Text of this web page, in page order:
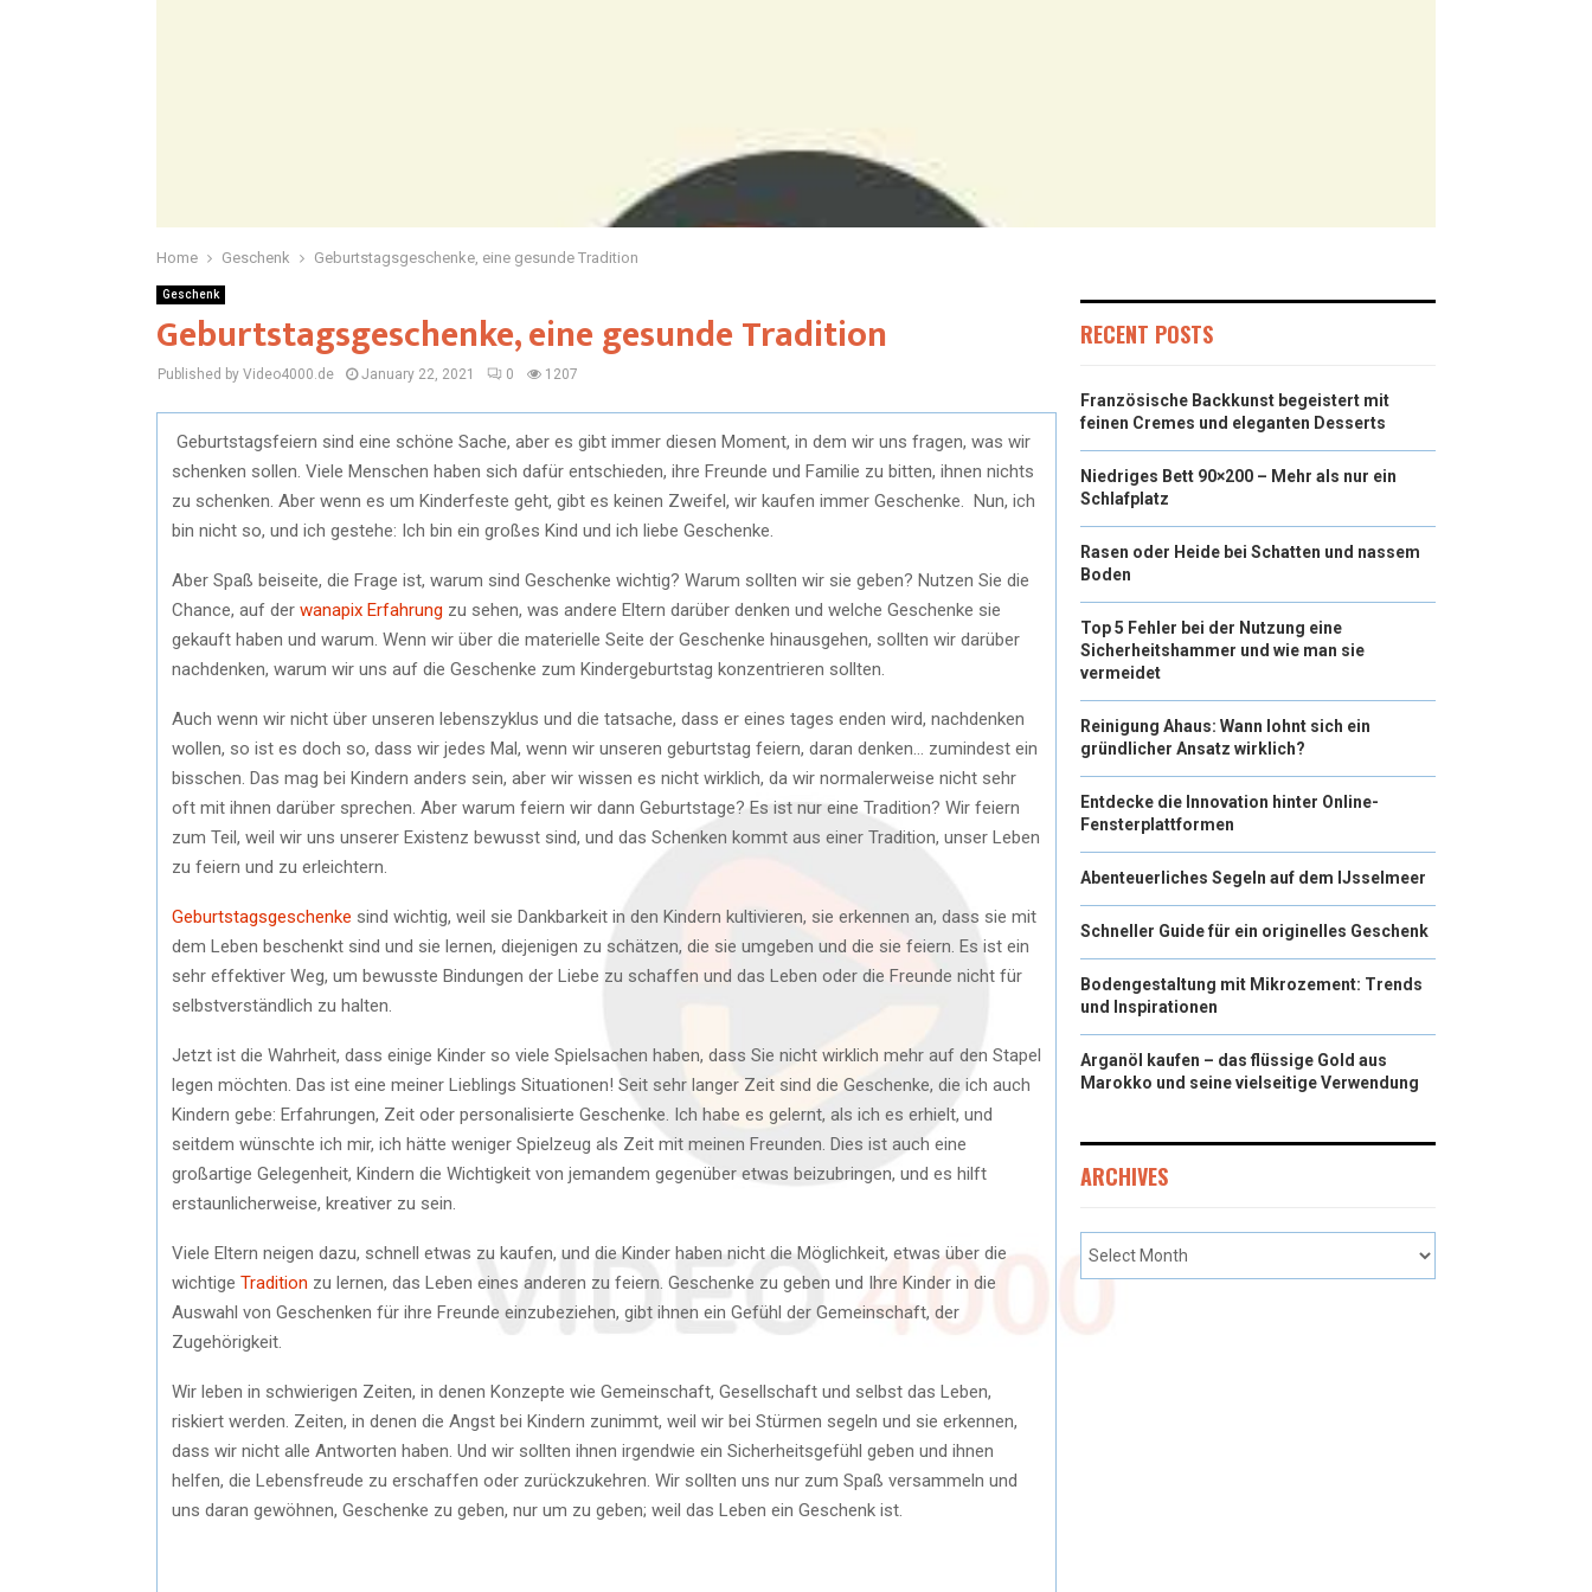
Home Geschenk Geburtstagsgeschenke, eine gesunde Tradition
Geschenk
Geburtstagsgeschenke, eine gesunde Tradition
Published by Video4000.de January 22, 2021 0 1207
Geburtstagsfeiern sind eine schöne Sache, aber es gibt immer diesen Moment, in dem wir uns fragen, was wir
schenken sollen. Viele Menschen haben sich dafür entschieden, ihre Freunde und Familie zu bitten, ihnen nichts
zu schenken. Aber wenn es um Kinderfeste geht, gibt es keinen Zweifel, wir kaufen immer Geschenke. Nun, ich
bin nicht so, und ich gestehe: Ich bin ein großes Kind und ich liebe Geschenke.
Aber Spaß beiseite, die Frage ist, warum sind Geschenke wichtig? Warum sollten wir sie geben? Nutzen Sie die
Chance, auf der wanapix Erfahrung zu sehen, was andere Eltern darüber denken und welche Geschenke sie
gekauft haben und warum. Wenn wir über die materielle Seite der Geschenke hinausgehen, sollten wir darüber
nachdenken, warum wir uns auf die Geschenke zum Kindergeburtstag konzentrieren sollten.
Auch wenn wir nicht über unseren lebenszyklus und die tatsache, dass er eines tages enden wird, nachdenken
wollen, so ist es doch so, dass wir jedes Mal, wenn wir unseren geburtstag feiern, daran denken… zumindest ein
bisschen. Das mag bei Kindern anders sein, aber wir wissen es nicht wirklich, da wir normalerweise nicht sehr
oft mit ihnen darüber sprechen. Aber warum feiern wir dann Geburtstage? Es ist nur eine Tradition? Wir feiern
zum Teil, weil wir uns unserer Existenz bewusst sind, und das Schenken kommt aus einer Tradition, unser Leben
zu feiern und zu erleichtern.
Geburtstagsgeschenke sind wichtig, weil sie Dankbarkeit in den Kindern kultivieren, sie erkennen an, dass sie mit
dem Leben beschenkt sind und sie lernen, diejenigen zu schätzen, die sie umgeben und die sie feiern. Es ist ein
sehr effektiver Weg, um bewusste Bindungen der Liebe zu schaffen und das Leben oder die Freunde nicht für
selbstverständlich zu halten.
Jetzt ist die Wahrheit, dass einige Kinder so viele Spielsachen haben, dass Sie nicht wirklich mehr auf den Stapel
legen möchten. Das ist eine meiner Lieblings Situationen! Seit sehr langer Zeit sind die Geschenke, die ich auch
Kindern gebe: Erfahrungen, Zeit oder personalisierte Geschenke. Ich habe es gelernt, als ich es erhielt, und
seitdem wünschte ich mir, ich hätte weniger Spielzeug als Zeit mit meinen Freunden. Dies ist auch eine
großartige Gelegenheit, Kindern die Wichtigkeit von jemandem gegenüber etwas beizubringen, und es hilft
erstaunlicherweise, kreativer zu sein.
Viele Eltern neigen dazu, schnell etwas zu kaufen, und die Kinder haben nicht die Möglichkeit, etwas über die
wichtige Tradition zu lernen, das Leben eines anderen zu feiern. Geschenke zu geben und Ihre Kinder in die
Auswahl von Geschenken für ihre Freunde einzubeziehen, gibt ihnen ein Gefühl der Gemeinschaft, der
Zugehörigkeit.
Wir leben in schwierigen Zeiten, in denen Konzepte wie Gemeinschaft, Gesellschaft und selbst das Leben,
riskiert werden. Zeiten, in denen die Angst bei Kindern zunimmt, weil wir bei Stürmen segeln und sie erkennen,
dass wir nicht alle Antworten haben. Und wir sollten ihnen irgendwie ein Sicherheitsgefühl geben und ihnen
helfen, die Lebensfreude zu erschaffen oder zurückzukehren. Wir sollten uns nur zum Spaß versammeln und
uns daran gewöhnen, Geschenke zu geben, nur um zu geben; weil das Leben ein Geschenk ist.
RECENT POSTS
Französische Backkunst begeistert mit
feinen Cremes und eleganten Desserts
Niedriges Bett 90×200 – Mehr als nur ein
Schlafplatz
Rasen oder Heide bei Schatten und nassem
Boden
Top 5 Fehler bei der Nutzung eine
Sicherheitshammer und wie man sie
vermeidet
Reinigung Ahaus: Wann lohnt sich ein
gründlicher Ansatz wirklich?
Entdecke die Innovation hinter Online-
Fensterplattformen
Abenteuerliches Segeln auf dem IJsselmeer
Schneller Guide für ein originelles Geschenk
Bodengestaltung mit Mikrozement: Trends
und Inspirationen
Arganöl kaufen – das flüssige Gold aus
Marokko und seine vielseitige Verwendung
ARCHIVES